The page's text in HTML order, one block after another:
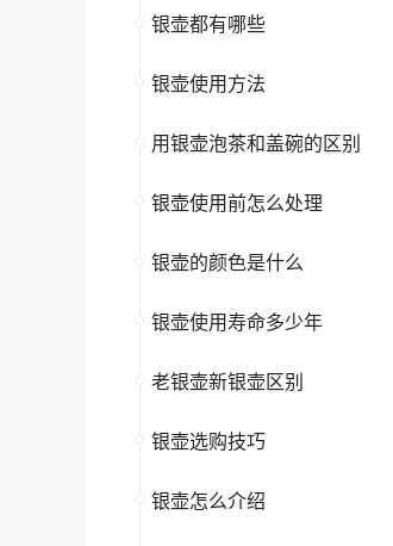
银壶都有哪些
银壶使用方法
用银壶泡茶和盖碗的区别
银壶使用前怎么处理
银壶的颜色是什么
银壶使用寿命多少年
老银壶新银壶区别
银壶选购技巧
银壶怎么介绍